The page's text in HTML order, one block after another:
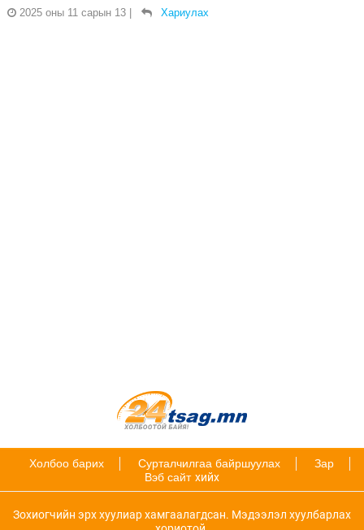
2025 оны 11 сарын 13 | Хариулах
Холбоо барих Сурталчилгаа байршуулах
Зар
Вэб сайт хийх
Зохиогчийн эрх хуулиар хамгаалагдсан. Мэдээлэл хуулбарлах